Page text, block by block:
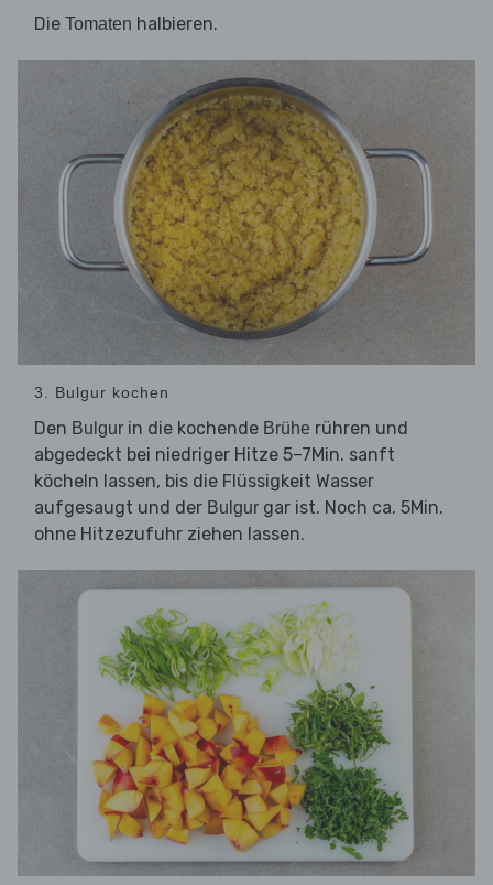
Die Tomaten halbieren.
3. Bulgur kochen
Den Bulgur in die kochende Brühe rühren und
abgedeckt bei niedriger Hitze 5–7Min. sanft
köcheln lassen, bis die Flüssigkeit Wasser
aufgesaugt und der Bulgur gar ist. Noch ca. 5Min.
ohne Hitzezufuhr ziehen lassen.